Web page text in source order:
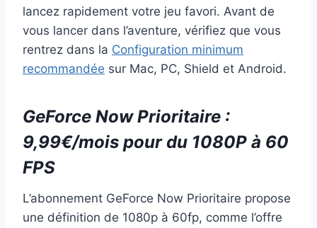
lancez rapidement votre jeu favori. Avant de
vous lancer dans l’aventure, vérifiez que vous
rentrez dans la Configuration minimum
recommandée sur Mac, PC, Shield et Android.
GeForce Now Prioritaire :
9,99€/mois pour du 1080P à 60
FPS
L’abonnement GeForce Now Prioritaire propose
une définition de 1080p à 60fp, comme l’offre